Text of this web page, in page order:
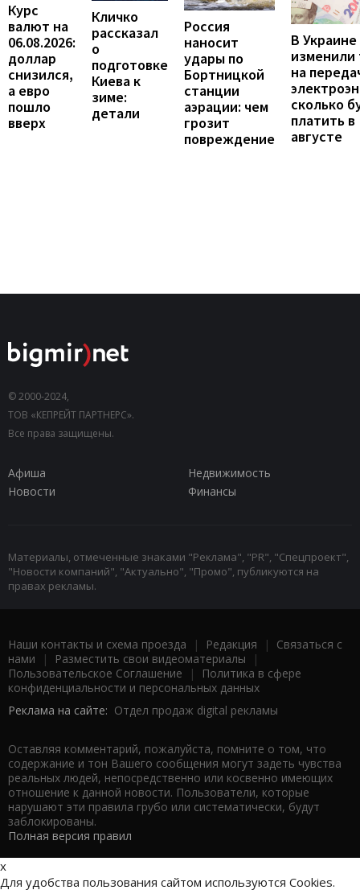
Курс
валют на
06.08.2026:
доллар
снизился,
а евро
пошло
вверх
Кличко
рассказал
о
подготовке
Киева к
зиме:
детали
Россия
наносит
удары по
Бортницкой
станции
аэрации: чем
грозит
повреждение
В Украине
на
сколько
платить в
августе
© 2000-2024,
ТОВ «КЕПРЕЙТ ПАРТНЕРС».
Все права защищены.
Афиша
Недвижимость
Новости
Финансы
Материалы, отмеченные знаками "Реклама", "PR", "Спецпроект",
"Новости компаний", "Актуально", "Промо", публикуются на
правах рекламы.
Наши контакты и схема проезда | Редакция | Связаться с
нами | Разместить свои видеоматериалы |
Пользовательское Соглашение |
Политика в сфере
конфиденциальности и персональных данных
Реклама на сайте: Отдел продаж digital рекламы
Оставляя комментарий, пожалуйста, помните о том, что
содержание и тон Вашего сообщения могут задеть чувства
реальных людей, непосредственно или косвенно имеющих
отношение к данной новости. Пользователи, которые
нарушают эти правила грубо или систематически, будут
заблокированы.
Полная версия правил
x
Для удобства пользования сайтом используются Cookies.